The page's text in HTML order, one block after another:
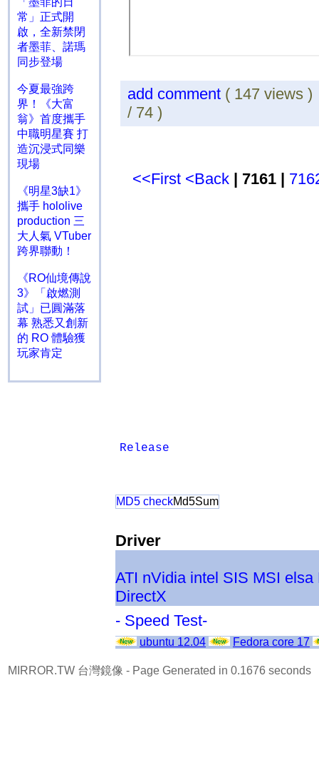
常」正式開
啟，全新禁閉
者墨菲、諾瑪
同步登場
今夏最強跨
界！《大富
翁》首度攜手
中職明星賽 打
造沉浸式同樂
現場
《明星3缺1》
攜手 hololive
production 三
大人氣 VTuber
跨界聯動！
《RO仙境傳說
3》「啟燃測
試」已圓滿落
幕 熟悉又創新
的 RO 體驗獲
玩家肯定
add comment ( 147
/ 74 )
<<First <Back | 7161 |
Release
MD5 checkMd5Sum
Driver
ATI nVidia intel SIS MSI elsa
DirectX
- Speed Test-
ubuntu 12.04 Fedora core 17
MIRROR.TW 台灣鏡像 - Page Generated in 0.1676 seconds